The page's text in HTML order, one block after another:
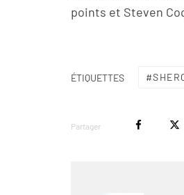
points et Steven
ÉTIQUETTES
Partager